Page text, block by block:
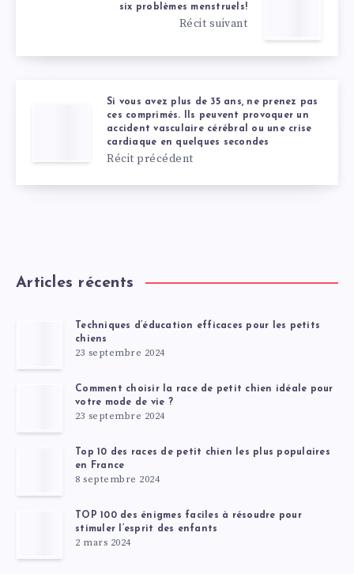
six problèmes menstruels!
Récit suivant
Si vous avez plus de 35 ans, ne prenez pas
ces comprimés. Ils peuvent provoquer un
accident vasculaire cérébral ou une crise
cardiaque en quelques secondes
Récit précédent
Articles récents
Techniques d’éducation efficaces pour les petits
chiens
23 septembre 2024
Comment choisir la race de petit chien idéale pour
votre mode de vie ?
23 septembre 2024
Top 10 des races de petit chien les plus populaires
en France
8 septembre 2024
TOP 100 des énigmes faciles à résoudre pour
stimuler l’esprit des enfants
2 mars 2024